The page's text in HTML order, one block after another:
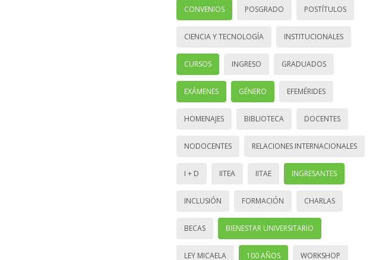
CONVENIOS POSGRADO POSTÍTULOS
CIENCIA Y TECNOLOGÍA INSTITUCIONALES
CURSOS INGRESO GRADUADOS
EXÁMENES GÉNERO EFEMÉRIDES
HOMENAJES BIBLIOTECA DOCENTES
NODOCENTES RELACIONES INTERNACIONALES
I + D IITEA IITAE INGRESANTES
INCLUSIÓN FORMACIÓN CHARLAS
BECAS BIENESTAR UNIVERSITARIO
LEY MICAELA 100 AÑOS WORKSHOP